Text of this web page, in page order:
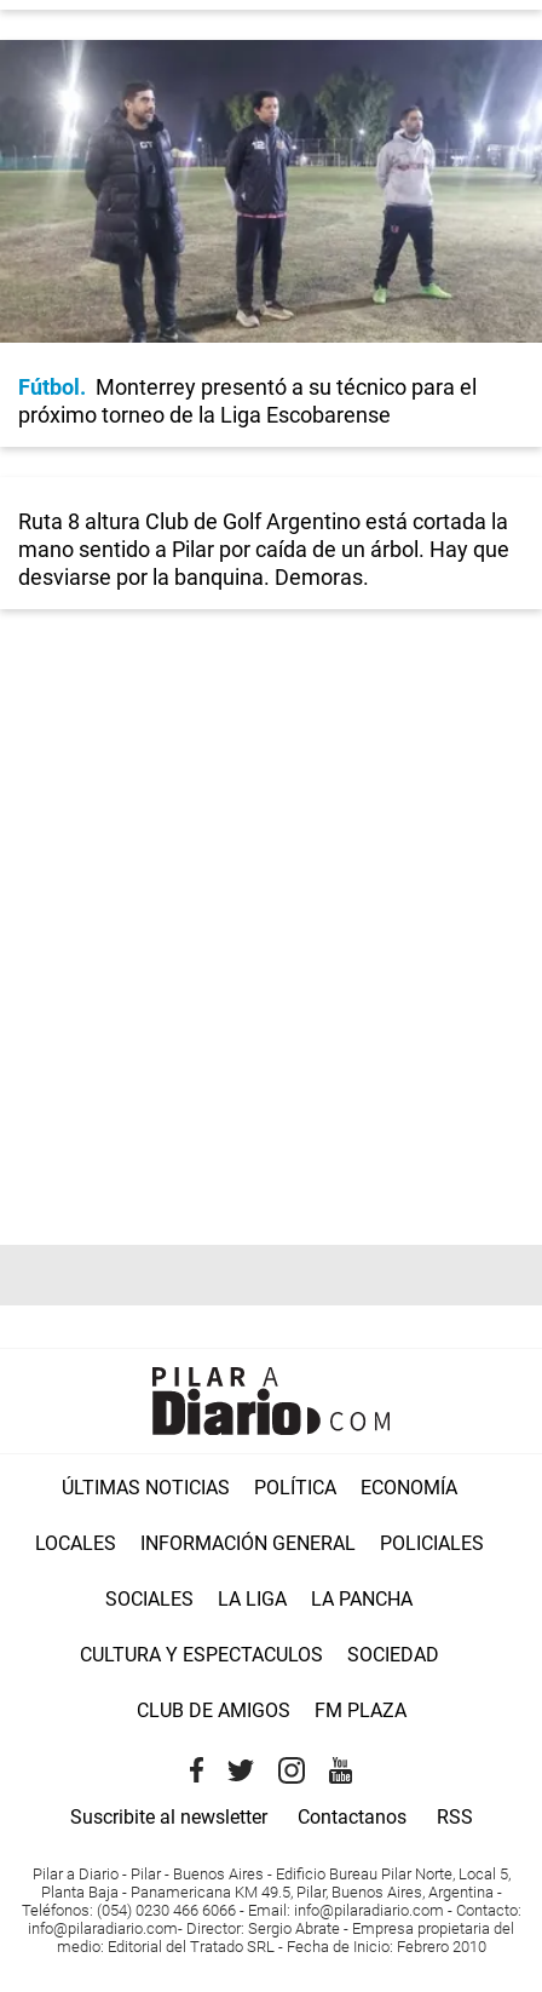
Fútbol
Monterrey presentó a su técnico para el
próximo torneo de la Liga Escobarense
Ruta 8 altura Club de Golf Argentino está cortada la
mano sentido a Pilar por caída de un árbol. Hay que
desviarse por la banquina. Demoras.
ÚLTIMAS NOTICIAS POLÍTICA ECONOMÍA
LOCALES INFORMACIÓN GENERAL POLICIALES
SOCIALES LA LIGA LA PANCHA
CULTURA Y ESPECTACULOS SOCIEDAD
CLUB DE AMIGOS FM PLAZA
Suscribite al newsletter Contactanos RSS
Pilar a Diario - Pilar - Buenos Aires - Edificio Bureau Pilar Norte, Local 5,
Planta Baja - Panamericana KM 49.5, Pilar, Buenos Aires, Argentina -
Teléfonos: (054) 0230 466 6066 - Email : info@pilaradiario.com - Contacto:
info@pilaradiario.com- Director: Sergio Abrate - Empresa propietaria del
medio: Editorial del Tratado SRL - Fecha de Inicio: Febrero 2010